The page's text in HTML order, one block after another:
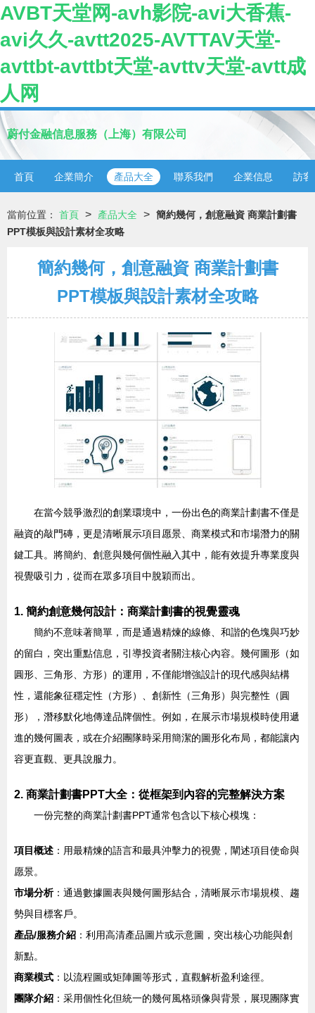
AVBT天堂网-avh影院-avi大香蕉-
avi久久-avtt2025-AVTTAV天堂-
avttbt-avttbt天堂-avttv天堂-avtt成
人网
蔚付金融信息服務（上海）有限公司
首頁 企業簡介 產品大全 聯系我們 企業信息 訪客
當前位置： 首頁 > 產品大全 > 簡約幾何，創意融資 商業計劃書
PPT模板與設計素材全攻略
簡約幾何，創意融資 商業計劃書
PPT模板與設計素材全攻略
在當今競爭激烈的創業環境中，一份出色的商業計劃書不僅是
融資的敲門磚，更是清晰展示項目愿景、商業模式和市場潛力的關
鍵工具。將簡約、創意與幾何個性融入其中，能有效提升專業度與
視覺吸引力，從而在眾多項目中脫穎而出。
1. 簡約創意幾何設計：商業計劃書的視覺靈魂
簡約不意味著簡單，而是通過精煉的線條、和諧的色塊與巧妙
的留白，突出重點信息，引導投資者關注核心內容。幾何圖形（如
圓形、三角形、方形）的運用，不僅能增強設計的現代感與結構
性，還能象征穩定性（方形）、創新性（三角形）與完整性（圓
形），潛移默化地傳達品牌個性。例如，在展示市場規模時使用遞
進的幾何圖表，或在介紹團隊時采用簡潔的圖形化布局，都能讓內
容更直觀、更具說服力。
2. 商業計劃書PPT大全：從框架到內容的完整解決方案
一份完整的商業計劃書PPT通常包含以下核心模塊：
項目概述 ：用最精煉的語言和最具沖擊力的視覺，闡述項目使命與
愿景。
市場分析：通過數據圖表與幾何圖形結合，清晰展示市場規模、趨
勢與目標客戶。
產品/服務介紹 ：利用高清產品圖片或示意圖，突出核心功能與創
新點。
商業模式 ：以流程圖或矩陣圖等形式，直觀解析盈利途徑。
團隊介紹 ：采用個性化但統一的幾何風格頭像與背景，展現團隊實